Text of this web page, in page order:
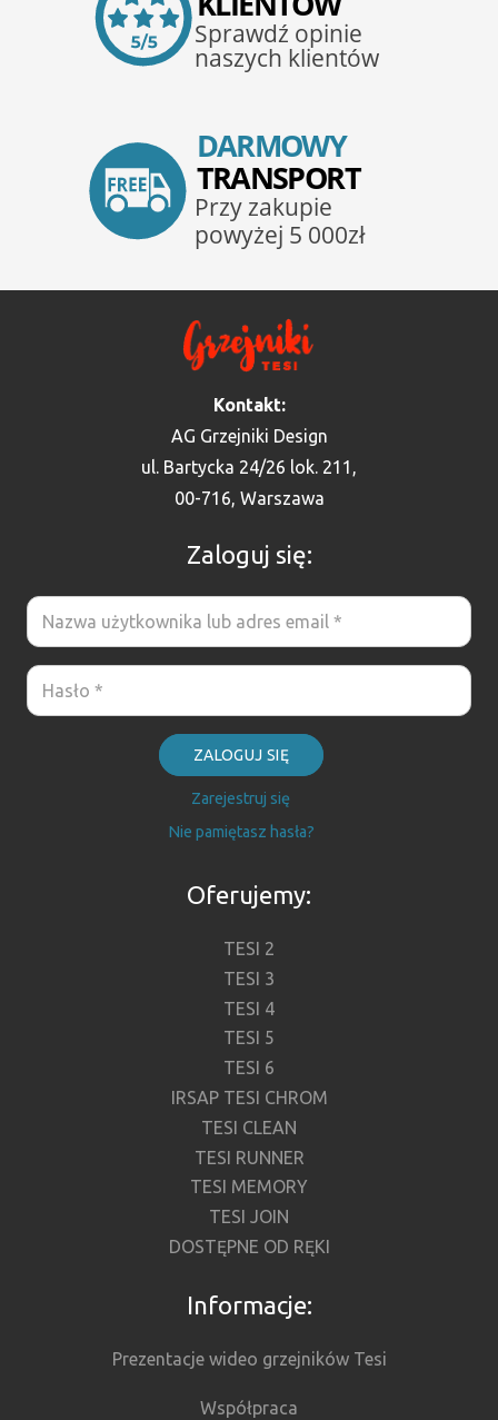
Kontakt:
AG Grzejniki Design
ul. Bartycka 24/26 lok. 211,
00-716, Warszawa
Zaloguj się:
ZALOGUJ SIĘ
Zarejestruj się
Nie pamiętasz hasła?
Oferujemy:
TESI 2
TESI 3
TESI 4
TESI 5
TESI 6
IRSAP TESI CHROM
TESI CLEAN
TESI RUNNER
TESI MEMORY
TESI JOIN
DOSTĘPNE OD RĘKI
Informacje:
Prezentacje wideo grzejników Tesi
Współpraca